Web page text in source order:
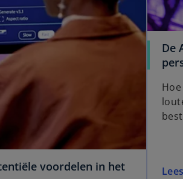
voordelen in het
De